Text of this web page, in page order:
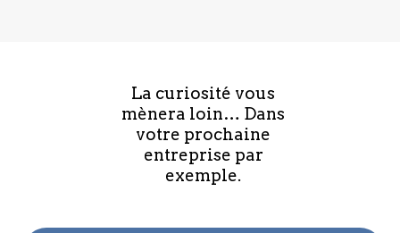
La curiosité vous
mènera loin… Dans
votre prochaine
entreprise par
exemple.